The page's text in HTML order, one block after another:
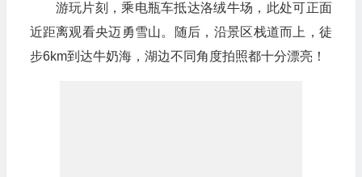
游玩片刻，乘电瓶车抵达洛绒牛场，此处可正面
近距离观看央迈勇雪山。随后，沿景区栈道而上，徒
步6km到达牛奶海，湖边不同角度拍照都十分漂亮！